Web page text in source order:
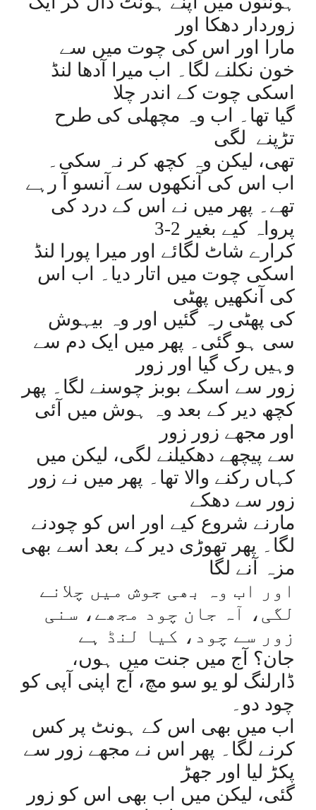
زوردار دھکا اور
مارا اور اس کی چوت میں سے
خون نکلنے لگا۔ اب میرا آدھا لنڈ
اسکی چوت کے اندر چلا
گیا تھا۔ اب وہ مچھلی کی طرح
تڑپنے لگی
تھی، لیکن وہ کچھ کر نہ سکی۔
اب اس کی آنکھوں سے آنسو آ رہے
تھے۔ پھر میں نے اس کے درد کی
پرواہ کیے بغیر 2-3
کرارے شاٹ لگائے اور میرا پورا لنڈ
اسکی چوت میں اتار دیا۔ اب اس
کی آنکھیں پھٹی
کی پھٹی رہ گئیں اور وہ بیہوش
سی ہو گئی۔ پھر میں ایک دم سے
وہیں رک گیا اور زور
زور سے اسکے بوبز چوسنے لگا۔ پھر
کچھ دیر کے بعد وہ ہوش میں آئی
اور مجھے زور زور
سے پیچھے دھکیلنے لگی، لیکن میں
کہاں رکنے والا تھا۔ پھر میں نے زور
زور سے دھکے
مارنے شروع کیے اور اس کو چودنے
لگا۔ پھر تھوڑی دیر کے بعد اسے بھی
مزہ آنے لگا
اور اب وہ بھی جوش میں چلانے
لگی، آہ جان چود مجھے، سنی
زور سے چود، کیا لنڈ ہے
جان؟ آج میں جنت میں ہوں،
ڈارلنگ لو یو سو مچ، آج اپنی آپی کو
چود دو۔
اب میں بھی اس کے ہونٹ پر کس
کرنے لگا۔ پھر اس نے مجھے زور سے
پکڑ لیا اور جھڑ
گئی، لیکن میں اب بھی اس کو زور